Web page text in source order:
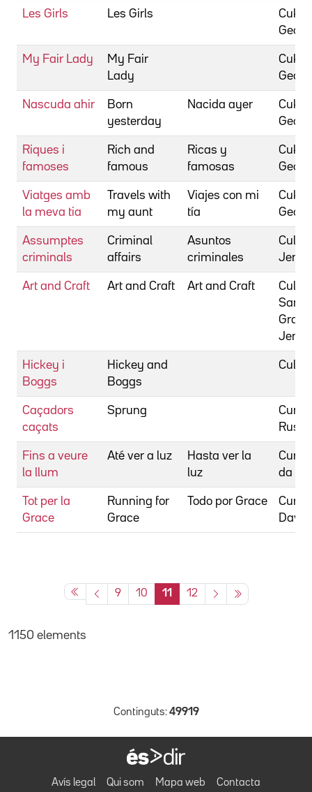
Les Girls Les Girls
Cukor,
My Fair Lady
My Fair
Lady
Cukor,
Nascuda ahir
Born
yesterday
Nacida ayer
Cukor,
Riques i
famoses
Rich and
famous
Ricas y
famosas
Cukor,
Viatges amb
la meva tia
Travels with
my aunt
Viajes con mi
tía
Cukor,
Assumptes
criminals
Criminal
affairs
Asuntos
criminales
Art and Craft Art and Craft Art and Craft
Sam
Hickey i
Boggs
Hickey and
Boggs
Culp,
Caçadors
caçats
Sprung
Rusty
Fins a veure
la llum
Até ver a luz
Hasta ver la
luz
da
Tot per la
Grace
Running for
Grace
Todo por Grace
David
9 10 11 12
1150 elements
Continguts: 49919
Avís legal Qui som Mapa web Contacta